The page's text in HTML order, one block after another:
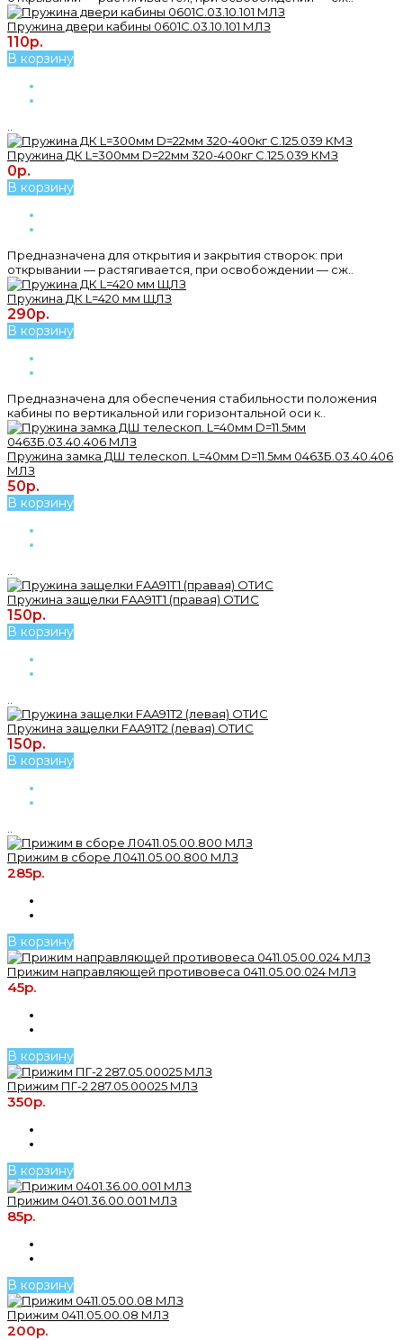
Пружина двери кабины 0601С.03.10.101 МЛЗ
110р.
В корзину
Пружина ДК L=300мм D=22мм 320-400кг С.125.039 КМЗ
0р.
В корзину
Предназначена для открытия и закрытия створок: при
открывании — растягивается, при освобождении — сж..
Пружина ДК L=420 мм ЩЛЗ
290р.
В корзину
Предназначена для обеспечения стабильности положения
кабины по вертикальной или горизонтальной оси к..
Пружина замка ДШ телескоп. L=40мм D=11.5мм 0463Б.03.40.406
МЛЗ
50р.
В корзину
Пружина защелки FAA91T1 (правая) ОТИС
150р.
В корзину
Пружина защелки FAA91T2 (левая) ОТИС
150р.
В корзину
Прижим в сборе Л0411.05.00.800 МЛЗ
285р.
В корзину
Прижим направляющей противовеса 0411.05.00.024 МЛЗ
45р.
В корзину
Прижим ПГ-2 287.05.00025 МЛЗ
350р.
В корзину
Прижим 0401.36.00.001 МЛЗ
85р.
В корзину
Прижим 0411.05.00.08 МЛЗ
200р.